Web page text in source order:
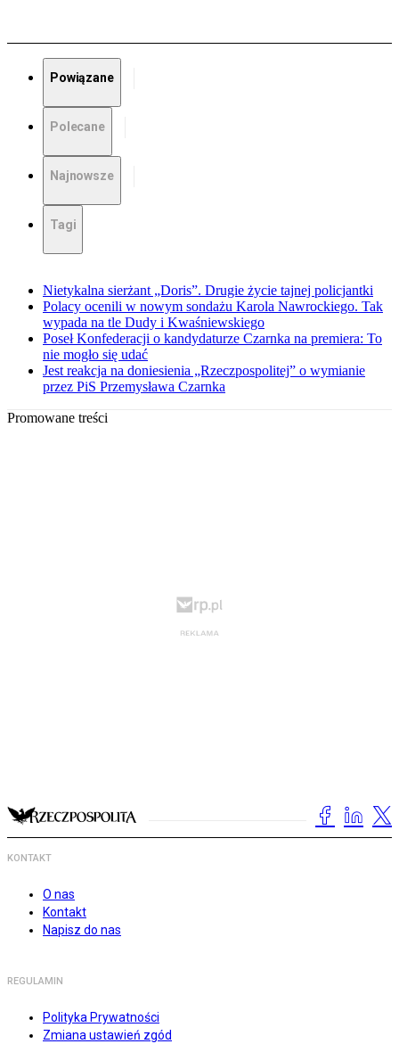
Powiązane
Polecane
Najnowsze
Tagi
Nietykalna sierżant „Doris”. Drugie życie tajnej policjantki
Polacy ocenili w nowym sondażu Karola Nawrockiego. Tak
wypada na tle Dudy i Kwaśniewskiego
Poseł Konfederacji o kandydaturze Czarnka na premiera: To
nie mogło się udać
Jest reakcja na doniesienia „Rzeczpospolitej” o wymianie
przez PiS Przemysława Czarnka
Promowane treści
KONTAKT
O nas
Kontakt
Napisz do nas
REGULAMIN
Polityka Prywatności
Zmiana ustawień zgód